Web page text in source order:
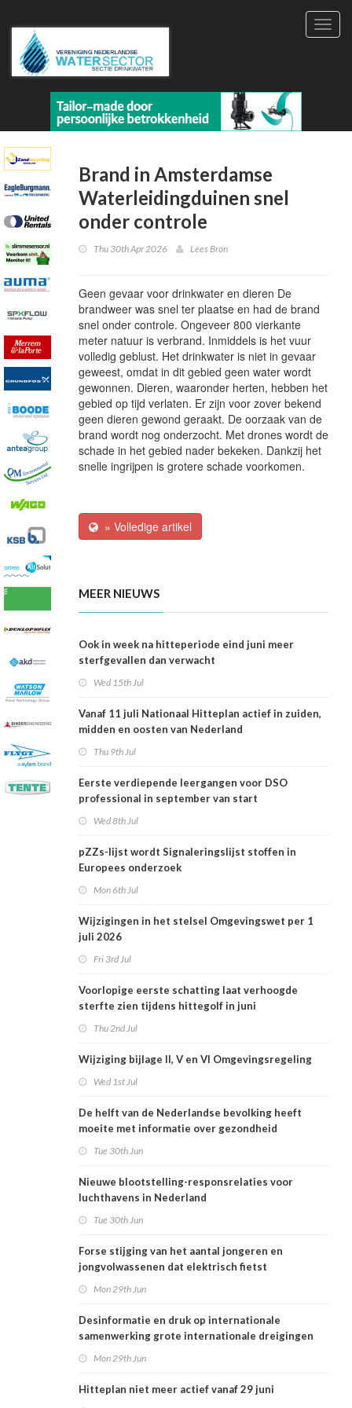
Brand in Amsterdamse
Waterleidingduinen snel
onder controle
Thu 30th Apr 2026 Lees Bron
Geen gevaar voor drinkwater en dieren De
brandweer was snel ter plaatse en had de brand
snel onder controle. Ongeveer 800 vierkante
meter natuur is verbrand. Inmiddels is het vuur
volledig geblust. Het drinkwater is niet in gevaar
geweest, omdat in dit gebied geen water wordt
gewonnen. Dieren, waaronder herten, hebben het
gebied op tijd verlaten. Er zijn voor zover bekend
geen dieren gewond geraakt. De oorzaak van de
brand wordt nog onderzocht. Met drones wordt de
schade in het gebied nader bekeken. Dankzij het
snelle ingrijpen is grotere schade voorkomen.
» Volledige artikel
MEER NIEUWS
Ook in week na hitteperiode eind juni meer
sterfgevallen dan verwacht
Wed 15th Jul
Vanaf 11 juli Nationaal Hitteplan actief in zuiden,
midden en oosten van Nederland
Thu 9th Jul
Eerste verdiepende leergangen voor DSO
professional in september van start
Wed 8th Jul
pZZs-lijst wordt Signaleringslijst stoffen in
Europees onderzoek
Mon 6th Jul
Wijzigingen in het stelsel Omgevingswet per 1
juli 2026
Fri 3rd Jul
Voorlopige eerste schatting laat verhoogde
sterfte zien tijdens hittegolf in juni
Thu 2nd Jul
Wijziging bijlage II, V en VI Omgevingsregeling
Wed 1st Jul
De helft van de Nederlandse bevolking heeft
moeite met informatie over gezondheid
Tue 30th Jun
Nieuwe blootstelling-responsrelaties voor
luchthavens in Nederland
Tue 30th Jun
Forse stijging van het aantal jongeren en
jongvolwassenen dat elektrisch fietst
Mon 29th Jun
Desinformatie en druk op internationale
samenwerking grote internationale dreigingen
Mon 29th Jun
Hitteplan niet meer actief vanaf 29 juni